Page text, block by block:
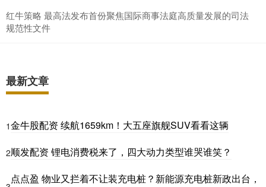
红牛策略 最高法发布首份聚焦国际商事法庭高质量发展的司法
规范性文件
最新文章
1金牛股配资 续航1659km！大五座旗舰SUV看看这辆
2顺发配资 锂电消费税来了，四大动力类型谁哭谁笑？
点点盈 物业又拦着不让装充电桩？新能源充电桩新政出台，